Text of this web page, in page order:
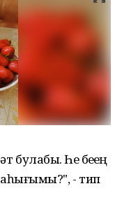
Һеҙ беҙҙең
- тип